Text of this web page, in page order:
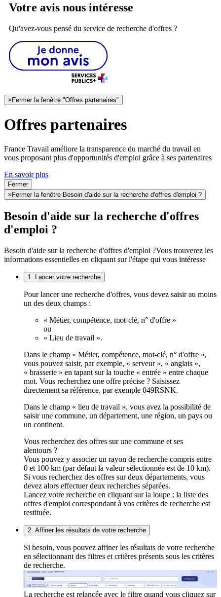
Votre avis nous intéresse
Qu'avez-vous pensé du service de recherche d'offres ?
× Fermer la fenêtre "Offres partenaires"
Offres partenaires
France Travail améliore la transparence du marché du travail en
vous proposant plus d'opportunités d'emploi grâce à ses partenaires
En savoir plus
Fermer
× Fermer la fenêtre Besoin d'aide sur la recherche d'offres d'emploi ?
Besoin d'aide sur la recherche d'offres
d'emploi ?
Besoin d'aide sur la recherche d'offres d'emploi ?Vous trouverez les
informations essentielles en cliquant sur l'étape qui vous intéresse
1. Lancer votre recherche
Pour lancer une recherche d'offres, vous devez saisir au moins
un des deux champs :
« Métier, compétence, mot-clé, n° d'offre »
ou
« Lieu de travail ».
Dans le champ « Métier, compétence, mot-clé, n° d'offre »,
vous pouvez saisir, par exemple, « serveur », « anglais »,
« brasserie » en tapant sur la touche « entrée » entre chaque
mot. Vous recherchez une offre précise ? Saisissez
directement sa référence, par exemple 049RSNK.
Dans le champ « lieu de travail », vous avez la possibilité de
saisir une commune, un département, une région, un pays ou
un continent.
Vous recherchez des offres sur une commune et ses
alentours ?
Vous pouvez y associer un rayon de recherche compris entre
0 et 100 km (par défaut la valeur sélectionnée est de 10 km).
Si vous recherchez des offres sur deux départements, vous
devez alors effectuer deux recherches séparées.
Lancez votre recherche en cliquant sur la loupe ; la liste des
offres d'emploi correspondant à vos critères de recherche est
restituée.
2. Affiner les résultats de votre recherche
Si besoin, vous pouvez affiner les résultats de votre recherche
en sélectionnant des filtres et critères présents sous les critères
de recherche.
La recherche est relancée avec le filtre quand vous cliquez sur